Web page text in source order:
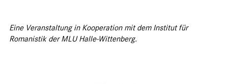
Eine Veranstaltung in Kooperation mit dem Institut für
Romanistik der MLU Halle-Wittenberg.